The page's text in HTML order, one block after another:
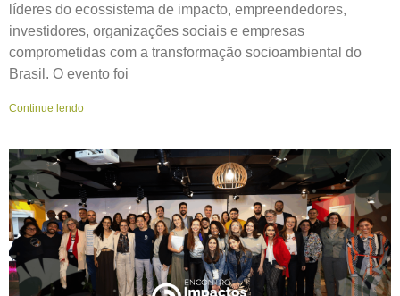
líderes do ecossistema de impacto, empreendedores,
investidores, organizações sociais e empresas
comprometidas com a transformação socioambiental do
Brasil. O evento foi
Continue lendo